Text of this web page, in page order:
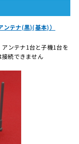
テナ(黒)(基本)）
ンテナ1台と子機1台を
続できません